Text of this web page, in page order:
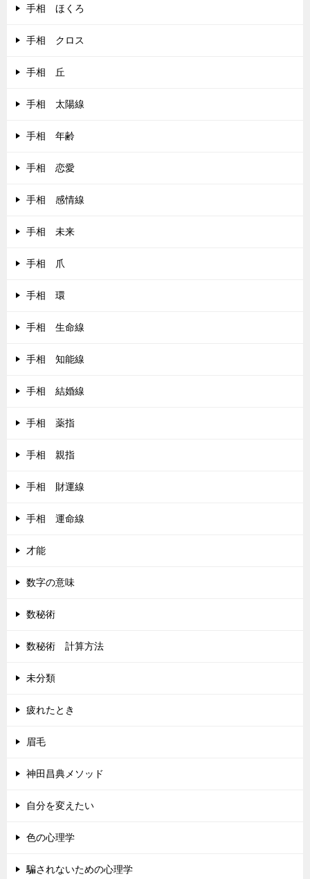
手相 ほくろ
手相 クロス
手相 丘
手相 太陽線
手相 年齢
手相 恋愛
手相 感情線
手相 未来
手相 爪
手相 環
手相 生命線
手相 知能線
手相 結婚線
手相 薬指
手相 親指
手相 財運線
手相 運命線
才能
数字の意味
数秘術
数秘術 計算方法
未分類
疲れたとき
眉毛
神田昌典メソッド
自分を変えたい
色の心理学
騙されないための心理学